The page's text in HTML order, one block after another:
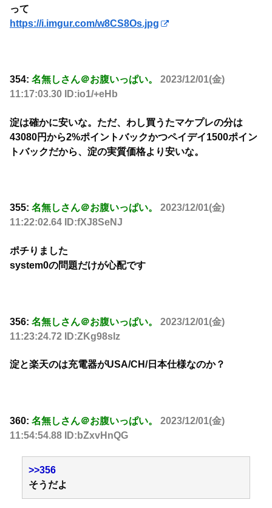
って
https://i.imgur.com/w8CS8Os.jpg
354: 名無しさん＠お腹いっぱい。
2023/12/01(金)
11:17:03.30 ID:io1/+eHb
淀は確かに安いな。ただ、わし買うたマケプレの分は
43080円から2%ポイントバックかつペイデイ1500ポイン
トバックだから、淀の実質価格より安いな。
355: 名無しさん＠お腹いっぱい。
2023/12/01(金)
11:22:02.64 ID:fXJ8SeNJ
ポチりました
system0の問題だけが心配です
356: 名無しさん＠お腹いっぱい。
2023/12/01(金)
11:23:24.72 ID:ZKg98slz
淀と楽天のは充電器がUSA/CH/日本仕様なのか？
360: 名無しさん＠お腹いっぱい。
2023/12/01(金)
11:54:54.88 ID:bZxvHnQG
>>356
そうだよ